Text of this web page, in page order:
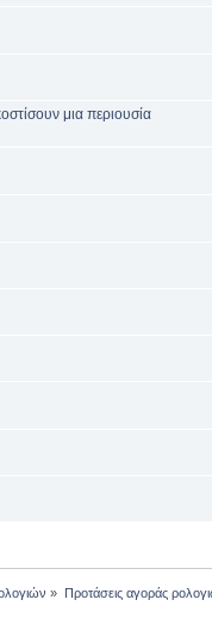
μια περιουσία
» Προτάσεις αγοράς